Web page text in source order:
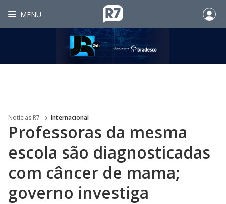
MENU
Noticias R7 Internacional
Professoras da mesma
escola são diagnosticadas
com câncer de mama;
governo investiga